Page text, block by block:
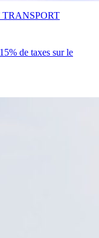
de taxes sur le